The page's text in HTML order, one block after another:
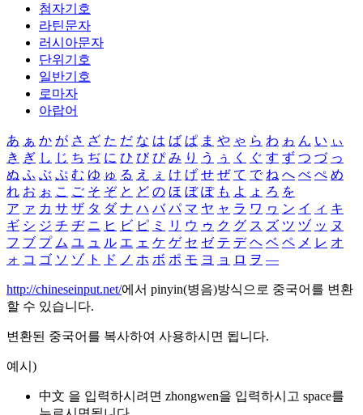
첨자기호
라틴문자
러시아문자
단위기호
일반기호
로마자
아랍어
あ ぁ か が さ ざ た だ な は ば ぱ ま や ゃ ら わ ゎ ん い ぃ
き ぎ し じ ち ぢ に ひ び ぴ み り う ぅ く ぐ す ず つ づ っ
ぬ ふ ぶ ぷ む ゆ ゅ る え ぇ け げ せ ぜ て で ね へ べ ぺ め
れ お ぉ こ ご そ ぞ と ど の ほ ぼ ぽ も よ ょ ろ を
ア ァ カ サ ザ タ ダ ナ ハ バ パ マ ヤ ャ ラ ワ ヮ ン イ ィ キ
ギ シ ジ チ ヂ ニ ヒ ビ ピ ミ リ ウ ゥ ク グ ス ズ ツ ヅ ッ ヌ
フ ブ プ ム ユ ュ ル エ ェ ケ ゲ セ ゼ テ デ ヘ ベ ペ メ レ オ
ォ コ ゴ ソ ゾ ト ド ノ ホ ボ ポ モ ヨ ョ ロ ヲ ―
http://chineseinput.net/에서 pinyin(병음)방식으로 중국어를 변환
할 수 있습니다.
변환된 중국어를 복사하여 사용하시면 됩니다.
예시)
中文 을 입력하시려면 zhongwen을 입력하시고 space를